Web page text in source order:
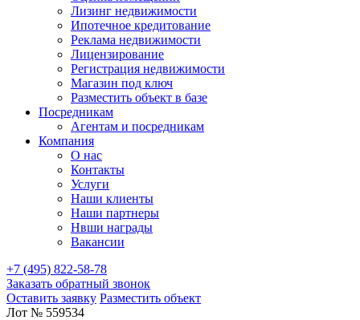
Лизинг недвижимости
Ипотечное кредитование
Реклама недвижимости
Лицензирование
Регистрация недвижимости
Магазин под ключ
Разместить объект в базе
Посредникам
Агентам и посредникам
Компания
О нас
Контакты
Услуги
Наши клиенты
Наши партнеры
Нвши награды
Вакансии
+7 (495) 822-58-78
Заказать обратный звонок
Оставить заявку Разместить объект
Лот № 559534